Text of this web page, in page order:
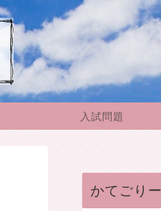
入試問題
かてごりー